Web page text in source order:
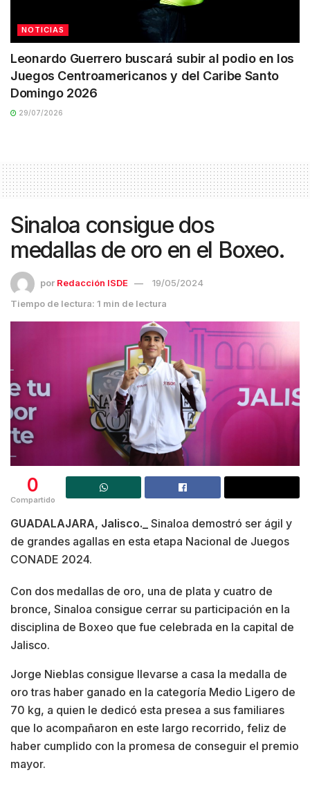
NOTICIAS
Leonardo Guerrero buscará subir al podio en los
Juegos Centroamericanos y del Caribe Santo
Domingo 2026
29/07/2026
Sinaloa consigue dos
medallas de oro en el Boxeo.
por Redacción ISDE
19/05/2024
Tiempo de lectura: 1 min de lectura
0
Compartido
GUADALAJARA, Jalisco._
Sinaloa demostró ser ágil y
de grandes agallas en esta etapa Nacional de Juegos
CONADE 2024.
Con dos medallas de oro, una de plata y cuatro de
bronce, Sinaloa consigue cerrar su participación en la
disciplina de Boxeo que fue celebrada en la capital de
Jalisco.
Jorge Nieblas consigue llevarse a casa la medalla de
oro tras haber ganado en la categoría Medio Ligero de
70 kg, a quien le dedicó esta presea a sus familiares
que lo acompañaron en este largo recorrido, feliz de
haber cumplido con la promesa de conseguir el premio
mayor.